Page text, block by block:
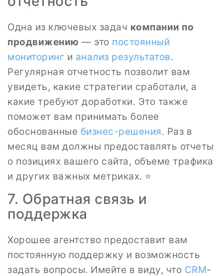
Одна из ключевых задач компании по
продвижению — это постоянный
мониторинг и анализ результатов.
Регулярная отчетность позволит вам
увидеть, какие стратегии сработали, а
какие требуют доработки. Это также
поможет вам принимать более
обоснованные бизнес-решения. Раз в
месяц вам должны предоставлять отчеты
о позициях вашего сайта, объеме трафика
и других важных метриках. ⭐
7. Обратная связь и
поддержка
Хорошее агентство предоставит вам
постоянную поддержку и возможность
задать вопросы. Имейте в виду, что CRM-